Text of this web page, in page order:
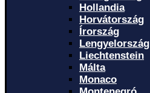
Hollandia
Horvátország
Írország
Lengyelország
Liechtenstein
Málta
Monaco